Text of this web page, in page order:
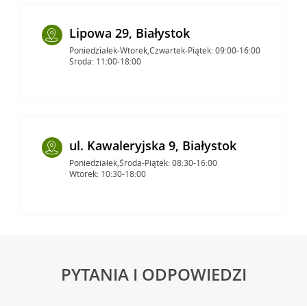
Lipowa 29, Białystok
Poniedziałek-Wtorek,Czwartek-Piątek: 09:00-16:00
Środa: 11:00-18:00
ul. Kawaleryjska 9, Białystok
Poniedziałek,Środa-Piątek: 08:30-16:00
Wtorek: 10:30-18:00
PYTANIA I ODPOWIEDZI